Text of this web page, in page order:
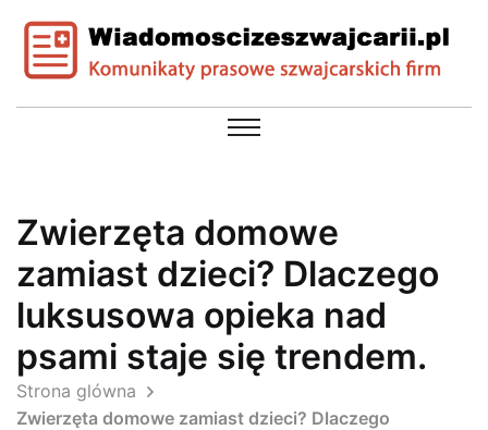
Zwierzęta domowe
zamiast dzieci? Dlaczego
luksusowa opieka nad
psami staje się trendem.
Strona glówna
Zwierzęta domowe zamiast dzieci? Dlaczego